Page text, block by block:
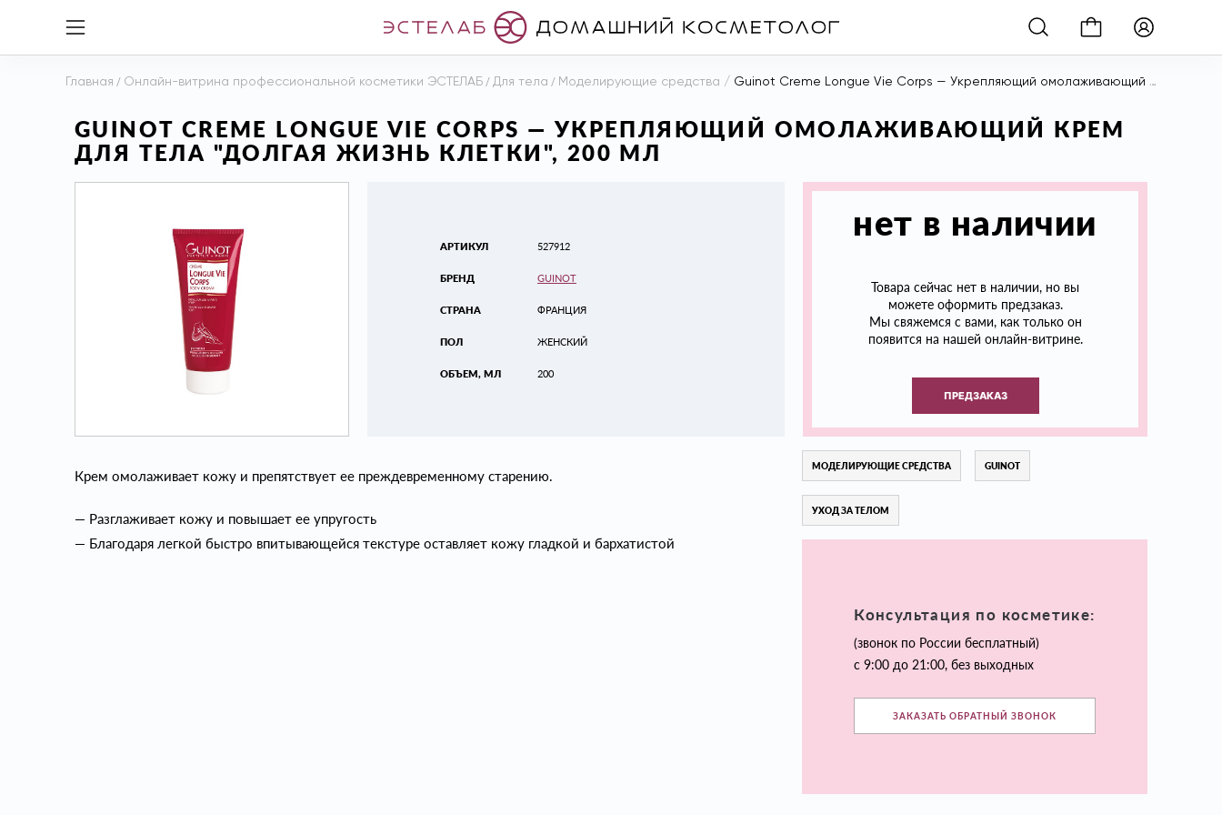
Главная / Онлайн-витрина профессиональной косметики ЭСТЕЛАБ / Для тела / Моделирующие средства / Guinot Creme Longue Vie Corps — Укрепляющий омолаживающий крем для тела "Долгая Жизнь Клетки", 200 мл
GUINOT CREME LONGUE VIE CORPS — УКРЕПЛЯЮЩИЙ ОМОЛАЖИВАЮЩИЙ КРЕМ
ДЛЯ ТЕЛА "ДОЛГАЯ ЖИЗНЬ КЛЕТКИ", 200 МЛ
АРТИКУЛ
БРЕНД
СТРАНА
ПОЛ
ОБЪЕМ, МЛ
527912
GUINOT
ФРАНЦИЯ
ЖЕНСКИЙ
200
нет в наличии
Товара сейчас нет в наличии, но вы
можете оформить предзаказ.
Мы свяжемся с вами, как только он
появится на нашей онлайн-витрине.
ПРЕДЗАКАЗ
Крем омолаживает кожу и препятствует ее преждевременному старению.
— Разглаживает кожу и повышает ее упругость
— Благодаря легкой быстро впитывающейся текстуре оставляет кожу гладкой и бархатистой
МОДЕЛИРУЮЩИЕ СРЕДСТВА GUINOT
УХОД ЗА ТЕЛОМ
Консультация по косметике:
(звонок по России бесплатный)
с 9:00 до 21:00, без выходных
ЗАКАЗАТЬ ОБРАТНЫЙ ЗВОНОК